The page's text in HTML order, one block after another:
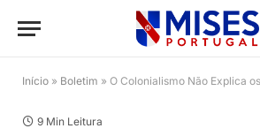
Início » Boletim » O Colonialismo Não Explica os Problemas
9 Min Leitura